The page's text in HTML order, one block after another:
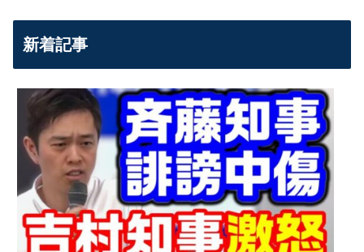
新着記事